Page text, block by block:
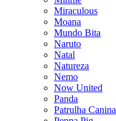
Miraculous
Moana
Mundo Bita
Naruto
Natal
Natureza
Nemo
Now United
Panda
Patrulha Canina